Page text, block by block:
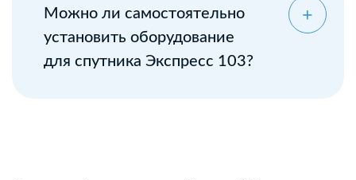
Можно ли самостоятельно
установить оборудование
для спутника Экспресс 103?